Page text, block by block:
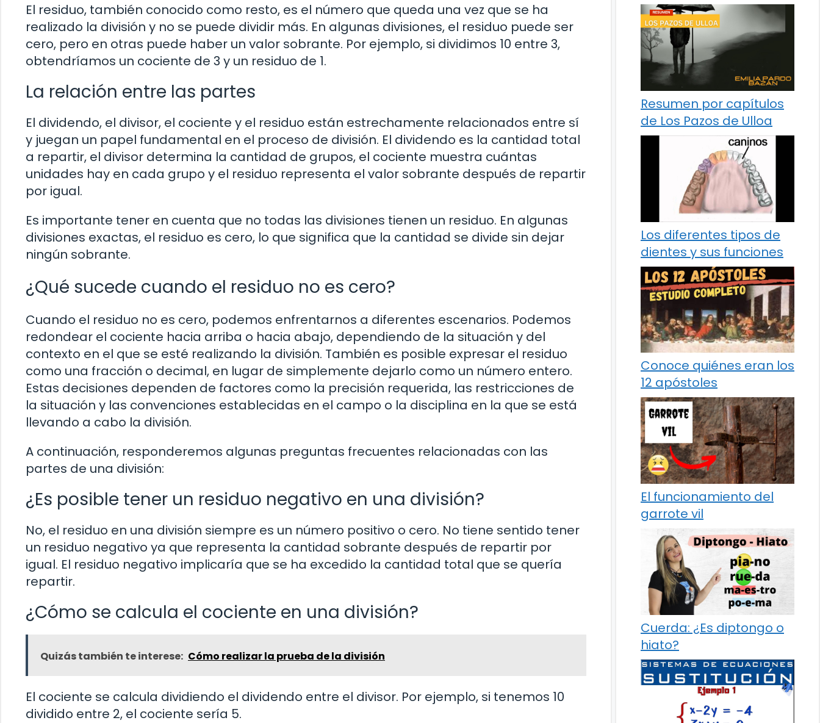
El residuo, también conocido como resto, es el número que queda una vez que se ha
realizado la división y no se puede dividir más. En algunas divisiones, el residuo puede ser
cero, pero en otras puede haber un valor sobrante. Por ejemplo, si dividimos 10 entre 3,
obtendríamos un cociente de 3 y un residuo de 1.
La relación entre las partes
El dividendo, el divisor, el cociente y el residuo están estrechamente relacionados entre sí
y juegan un papel fundamental en el proceso de división. El dividendo es la cantidad total
a repartir, el divisor determina la cantidad de grupos, el cociente muestra cuántas
unidades hay en cada grupo y el residuo representa el valor sobrante después de repartir
por igual.
Es importante tener en cuenta que no todas las divisiones tienen un residuo. En algunas
divisiones exactas, el residuo es cero, lo que significa que la cantidad se divide sin dejar
ningún sobrante.
¿Qué sucede cuando el residuo no es cero?
Cuando el residuo no es cero, podemos enfrentarnos a diferentes escenarios. Podemos
redondear el cociente hacia arriba o hacia abajo, dependiendo de la situación y del
contexto en el que se esté realizando la división. También es posible expresar el residuo
como una fracción o decimal, en lugar de simplemente dejarlo como un número entero.
Estas decisiones dependen de factores como la precisión requerida, las restricciones de
la situación y las convenciones establecidas en el campo o la disciplina en la que se está
llevando a cabo la división.
A continuación, responderemos algunas preguntas frecuentes relacionadas con las
partes de una división:
¿Es posible tener un residuo negativo en una división?
No, el residuo en una división siempre es un número positivo o cero. No tiene sentido tener
un residuo negativo ya que representa la cantidad sobrante después de repartir por
igual. El residuo negativo implicaría que se ha excedido la cantidad total que se quería
repartir.
¿Cómo se calcula el cociente en una división?
Quizás también te interese: Cómo realizar la prueba de la división
El cociente se calcula dividiendo el dividendo entre el divisor. Por ejemplo, si tenemos 10
dividido entre 2, el cociente sería 5.
Resumen por capítulos
de Los Pazos de Ulloa
Los diferentes tipos de
dientes y sus funciones
Conoce quiénes eran los
12 apóstoles
El funcionamiento del
garrote vil
Cuerda: ¿Es diptongo o
hiato?